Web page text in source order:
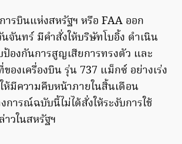
ารบินแห่งสหรัฐฯ หรือ FAA ออก
จันทร์ มีคำสั่งให้บริษัทโบอิ้ง ดำเนิน
ป้องกันการสูญเสียการทรงตัว และ
องเครื่องบิน รุ่น 737 แม็กซ์ อย่างเร่ง
มีความคืบหน้าภายในสิ้นเดือน
ารณ์ฉบับนี้ไม่ได้สั่งให้ระงับการใช้
วในสหรัฐฯ